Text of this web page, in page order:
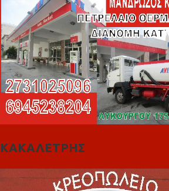
ΚΑΚΑΛΕΤΡΗΣ